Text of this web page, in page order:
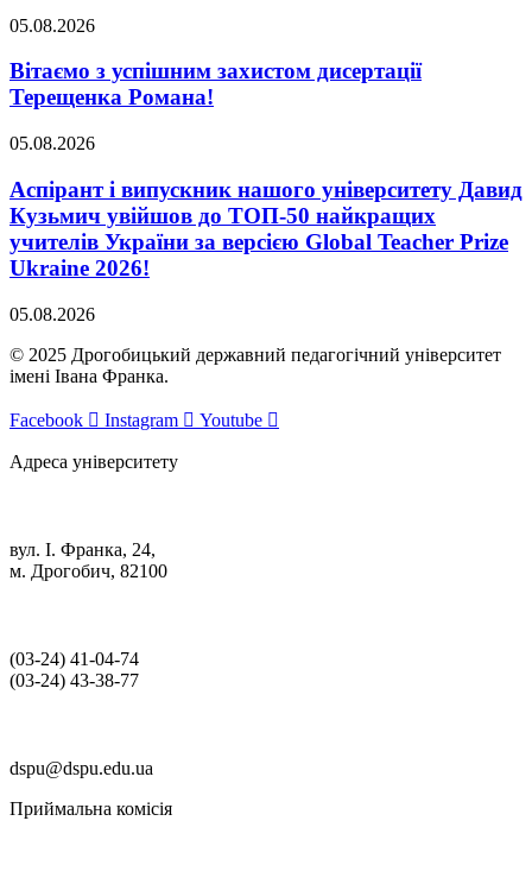
05.08.2026
Вітаємо з успішним захистом дисертації
Терещенка Романа!
05.08.2026
Аспірант і випускник нашого університету Давид
Кузьмич увійшов до ТОП-50 найкращих
учителів України за версією Global Teacher Prize
Ukraine 2026!
05.08.2026
© 2025 Дрогобицький державний педагогічний університет
імені Івана Франка.
Facebook Instagram Youtube
Адреса університету
вул. І. Франка, 24,
м. Дрогобич, 82100
(03‑24) 41‑04‑74
(03‑24) 43‑38‑77
dspu@dspu.edu.ua
Приймальна комісія